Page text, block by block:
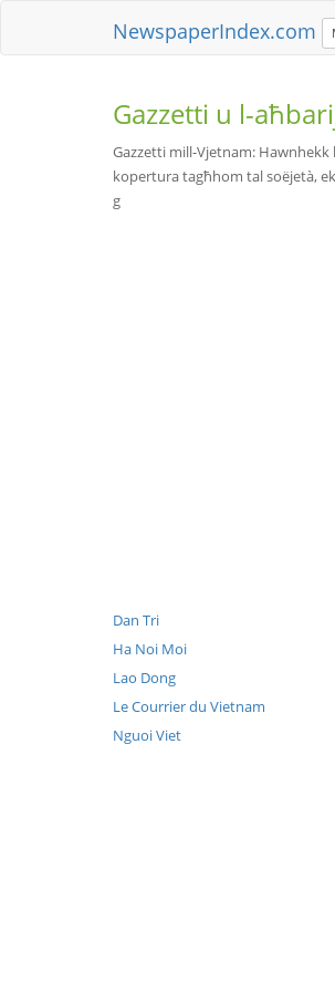
NewspaperIndex.com
Gazzetti u l-
Gazzetti mill-Vjetnam:
kopertura tagħhom tal soëjetà,
g
Dan Tri
Ha Noi Moi
Lao Dong
Le Courrier du Vietnam
Nguoi Viet